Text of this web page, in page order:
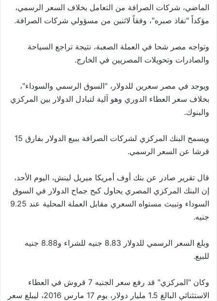
الماضي، شركات الصرافة من التعامل بخلاف السعر الرسمي،
مؤكداً "نفاذ صبره"، وفقاً لاثنين من مسؤولي شركات الصرافة.
وتواجه مصر شحا في العملة الصعبة، نتيجة تراجع السياحة
والصادرات وتحويلات المصريين في الخارج.
ويوجد في مصر سعرين للدولار، "السوق الرسمي والسوداء"،
بخلاف سعر العطاء الدوري وهو آلية لتبادل الدولار بين المركزي
والبنوك.
ويسمح البنك المركزي لشركات الصرافة ببيع الدولار بفارق 15
قرشا عن السعر الرسمي.
قال تقرير صادر عن بنك أوف أمريكا ميريل لينش، اليوم الأحد،
إن البنك المركزي المصري يحاول كبح جماح الدولار في السوق
السوداء وتبيث مستواه السعري مقابل العملة المحلية عند 9.25
جنيه.
وبلغ السعر الرسمي للدولار 8.83 جنيه للشراء و8.88 جنيه
للبيع.
وكان "المركزي" قد رفع سعر الجنيه 7 قروش في العطاء
الاستثنائي البالغ 1.5 مليار دولار، يوم 17 مارس 2016، ليبلغ سعر